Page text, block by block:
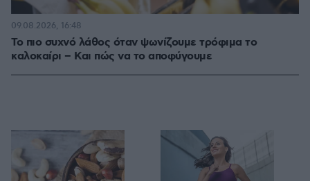
Το πιο συχνό λάθος όταν ψωνίζουμε τρόφιμα το
καλοκαίρι – Και πώς να το αποφύγουμε
09.08.2026, 16:48